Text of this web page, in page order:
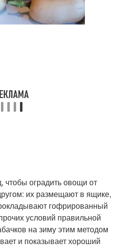
чтобы оградить овощи от
их размещают в ящике,
гофрированный
условий правильной
на зиму этим методом
и показывает хороший